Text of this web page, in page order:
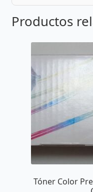
Productos
Tóner Color